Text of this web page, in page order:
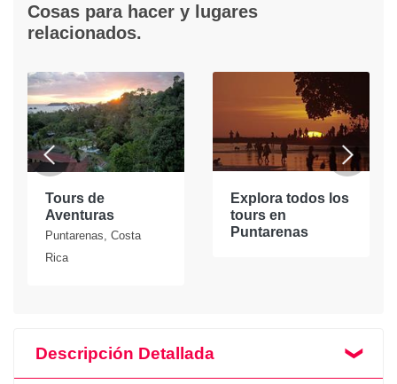
Cosas para hacer y lugares
relacionados.
Tours de
Aventuras
Puntarenas, Costa
Rica
Explora todos los
tours en
Puntarenas
Descripción Detallada